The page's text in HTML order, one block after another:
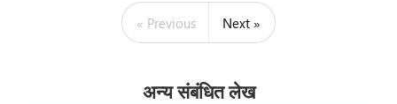
« Previous Next »
अन्य संबंधित लेख